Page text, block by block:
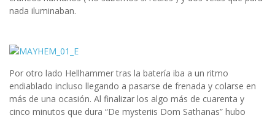
nada iluminaban.
Por otro lado Hellhammer tras la batería iba a un ritmo
endiablado incluso llegando a pasarse de frenada y colarse en
más de una ocasión. Al finalizar los algo más de cuarenta y
cinco minutos que dura “De mysteriis Dom Sathanas” hubo